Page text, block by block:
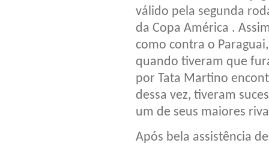
válido pela segunda
da Copa América .
como contra o Paraguai,
quando tiveram que
por Tata Martino
dessa vez, tiveram
um de seus maiores
Após bela assistência